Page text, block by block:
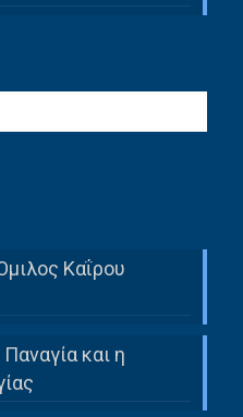
Καΐρου
και η